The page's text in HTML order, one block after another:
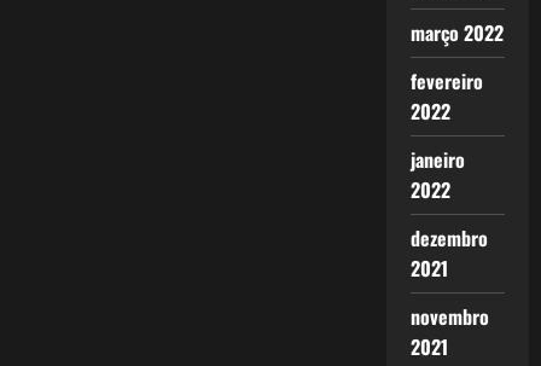
março 2022
fevereiro
2022
janeiro
2022
dezembro
2021
novembro
2021